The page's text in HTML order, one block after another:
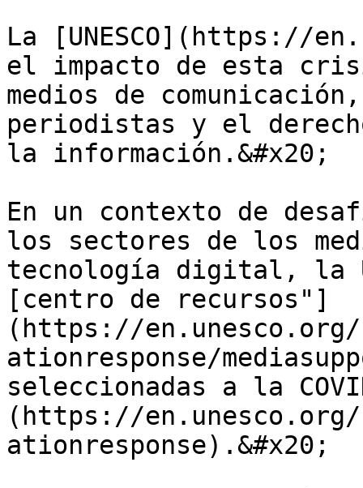
La [UNESCO](https://
el impacto de esta
medios de
periodistas y el
la información.&#x20;
En un contexto de
los sectores de los
tecnología digital, la
[centro de recursos"]
(https://en.unesco.org/
ationresponse/
seleccionadas a la
(https://en.unesco.org/
ationresponse).&#x20;